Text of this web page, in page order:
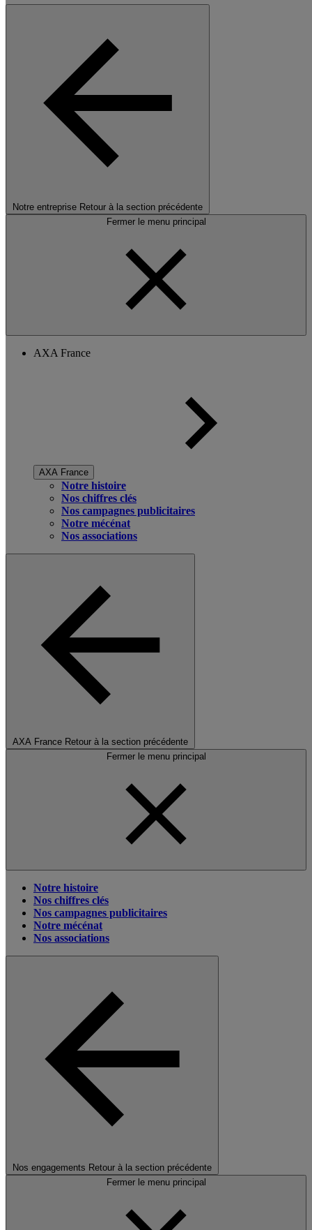
Notre entreprise Retour à la section précédente
Fermer le menu principal
AXA France
AXA France
Notre histoire
Nos chiffres clés
Nos campagnes publicitaires
Notre mécénat
Nos associations
AXA France Retour à la section précédente
Fermer le menu principal
Notre histoire
Nos chiffres clés
Nos campagnes publicitaires
Notre mécénat
Nos associations
Nos engagements Retour à la section précédente
Fermer le menu principal